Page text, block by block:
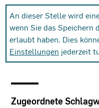
An dieser Stelle wird
wenn Sie das Speichern
erlaubt haben. Dies
Einstellungen jederzeit
Zugeordnete